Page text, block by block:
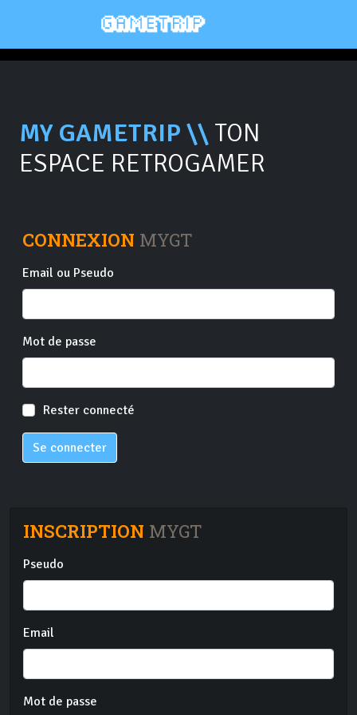
MY GAMETRIP \\ TON
ESPACE RETROGAMER
CONNEXION MYGT
Email ou Pseudo
Mot de passe
Rester connecté
Se connecter
INSCRIPTION MYGT
Pseudo
Email
Mot de passe